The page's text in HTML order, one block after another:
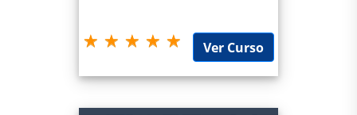
Ver Curso